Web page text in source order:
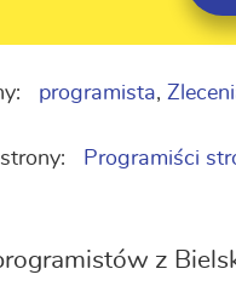
programista,
Programiści
z